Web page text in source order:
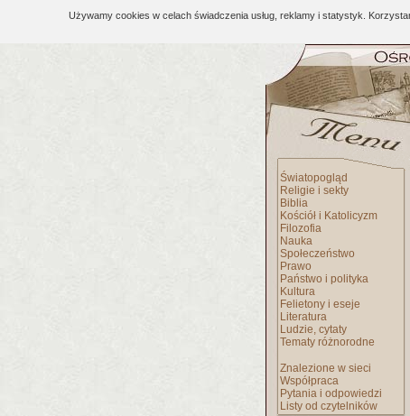
Używamy cookies w celach świadczenia usług, reklamy i statystyk.
Światopogląd
Religie i sekty
Biblia
Kościół i Katolicyzm
Filozofia
Nauka
Społeczeństwo
Prawo
Państwo i polityka
Kultura
Felietony i eseje
Literatura
Ludzie, cytaty
Tematy różnorodne
Znalezione w sieci
Współpraca
Pytania i odpowiedzi
Listy od czytelników